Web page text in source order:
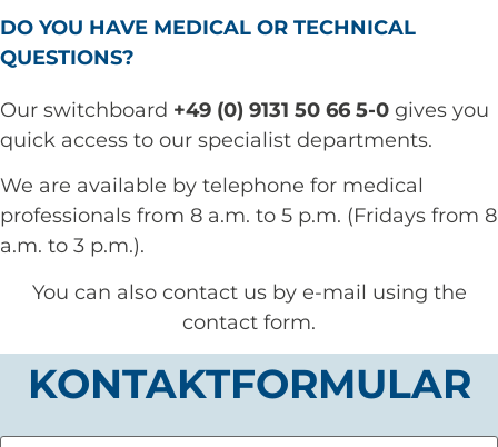
DO YOU HAVE MEDICAL OR TECHNICAL
QUESTIONS?
Our switchboard +49 (0) 9131 50 66 5-0 gives you
quick access to our specialist departments.
We are available by telephone for medical
professionals from 8 a.m. to 5 p.m. (Fridays from 8
a.m. to 3 p.m.).
You can also contact us by e-mail using the
contact form.
KONTAKTFORMULAR